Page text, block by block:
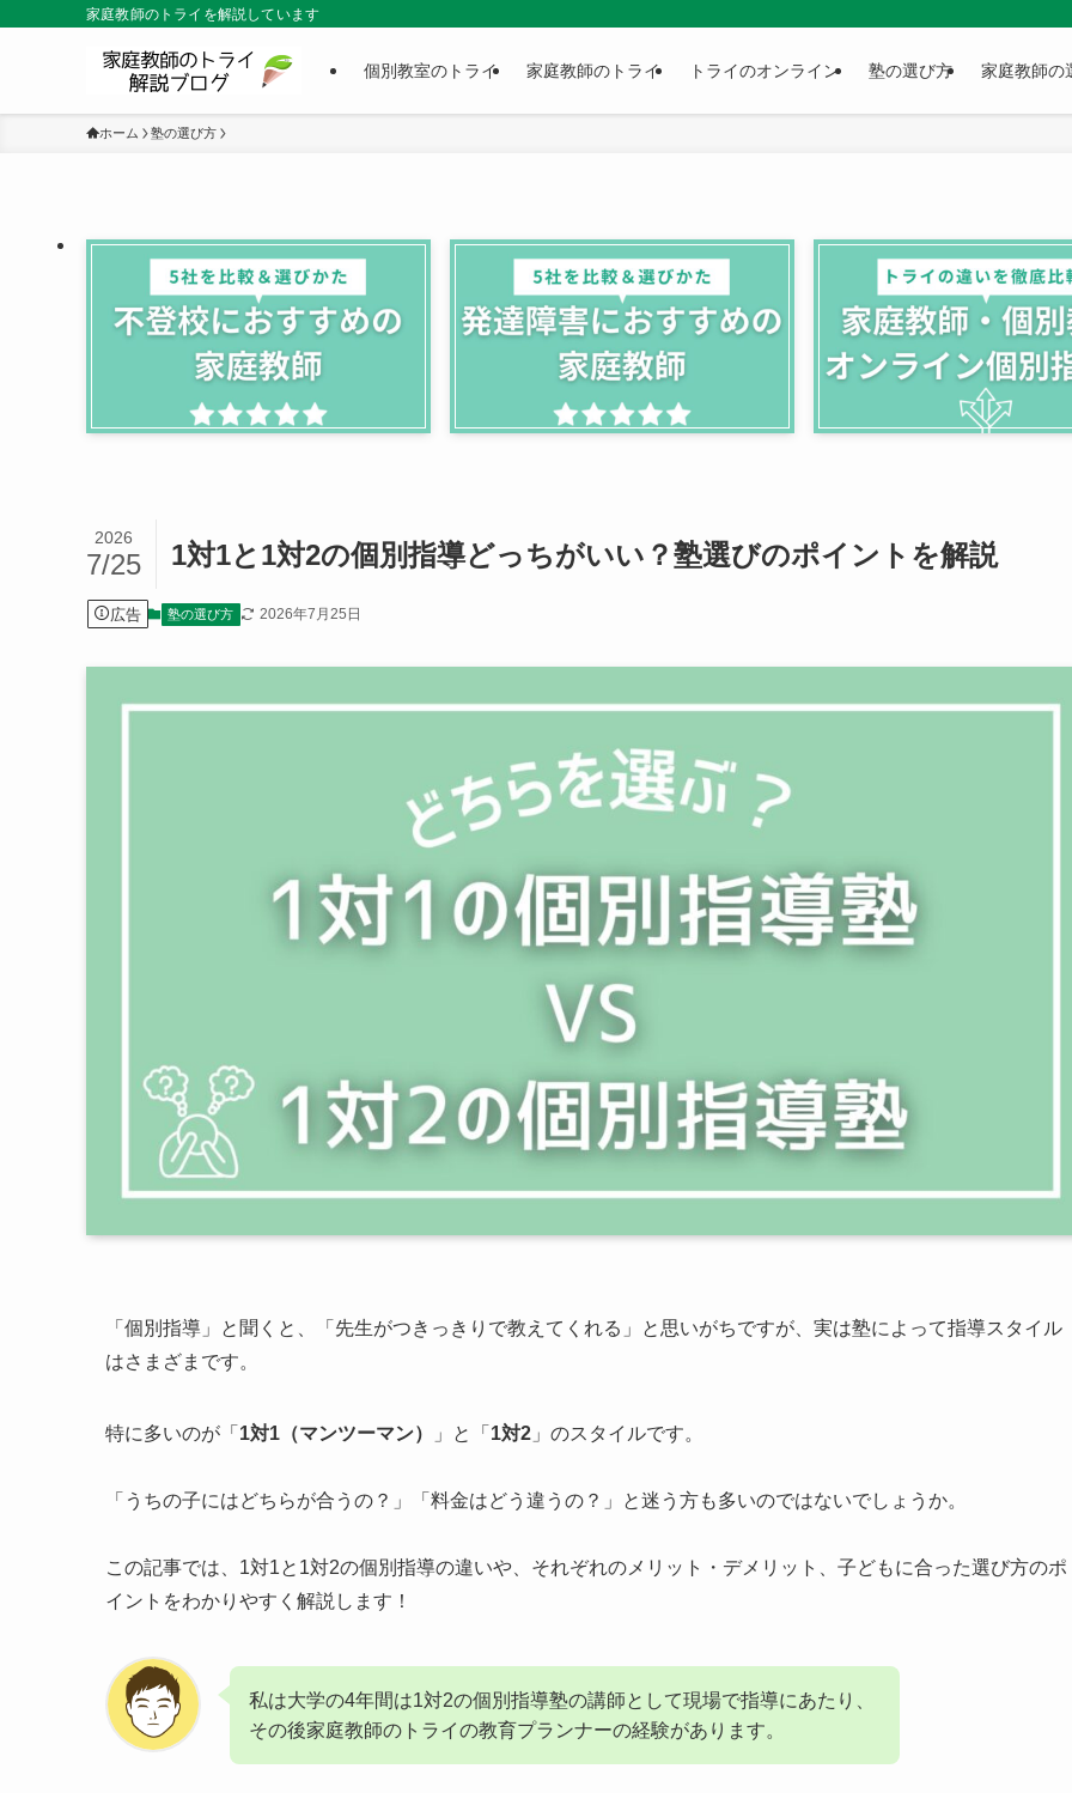
家庭教師のトライを解説しています
個別教室のトライ 家庭教師のトライ トライのオンライン 塾の選び方 家庭教師の
ホーム 塾の選び方
1対1と1対2の個別指導どっちがいい？塾選びのポイントを解説
2026
7/25
広告 塾の選び方 2026年7月25日
「個別指導」と聞くと、「先生がつきっきりで教えてくれる」と思いがちですが、実は塾によって指導スタイル
はさまざまです。
特に多いのが「 1対1（マンツーマン） 」と「 1対2 」のスタイルです。
「うちの子にはどちらが合うの？」「料金はどう違うの？」と迷う方も多いのではないでしょうか。
この記事では、1対1と1対2の個別指導の違いや、それぞれのメリット・デメリット、子どもに合った選び方のポ
イントをわかりやすく解説します！
私は大学の4年間は1対2の個別指導塾の講師として現場で指導にあたり、
その後家庭教師のトライの教育プランナーの経験があります。